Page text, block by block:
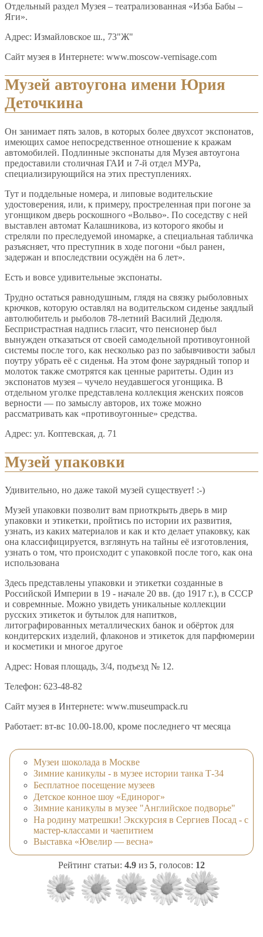
Отдельный раздел Музея – театрализованная «Изба Бабы –
Яги».
Адрес: Измайловское ш., 73"Ж"
Сайт музея в Интернете: www.moscow-vernisage.com
Музей автоугона имени Юрия
Деточкина
Он занимает пять залов, в которых более двухсот экспонатов,
имеющих самое непосредственное отношение к кражам
автомобилей. Подлинные экспонаты для Музея автоугона
предоставили столичная ГАИ и 7-й отдел МУРа,
специализирующийся на этих преступлениях.
Тут и поддельные номера, и липовые водительские
удостоверения, или, к примеру, простреленная при погоне за
угонщиком дверь роскошного «Вольво». По соседству с ней
выставлен автомат Калашникова, из которого якобы и
стреляли по преследуемой иномарке, а специальная табличка
разъясняет, что преступник в ходе погони «был ранен,
задержан и впоследствии осуждён на 6 лет».
Есть и вовсе удивительные экспонаты.
Трудно остаться равнодушным, глядя на связку рыболовных
крючков, которую оставлял на водительском сиденье заядлый
автолюбитель и рыболов 78-летний Василий Дедюля.
Беспристрастная надпись гласит, что пенсионер был
вынужден отказаться от своей самодельной противоугонной
системы после того, как несколько раз по забывчивости забыл
поутру убрать её с сиденья. На этом фоне заурядный топор и
молоток также смотрятся как ценные раритеты. Один из
экспонатов музея – чучело неудавшегося угонщика. В
отдельном уголке представлена коллекция женских поясов
верности — по замыслу авторов, их тоже можно
рассматривать как «противоугонные» средства.
Адрес: ул. Коптевская, д. 71
Музей упаковки
Удивительно, но даже такой музей существует! :-)
Музей упаковки позволит вам приоткрыть дверь в мир
упаковки и этикетки, пройтись по истории их развития,
узнать, из каких материалов и как и кто делает упаковку, как
она классифицируется, взглянуть на тайны её изготовления,
узнать о том, что происходит с упаковкой после того, как она
использована
Здесь представлены упаковки и этикетки созданные в
Российской Империи в 19 - начале 20 вв. (до 1917 г.), в СССР
и совремнные. Можно увидеть уникальные коллекции
русских этикеток и бутылок для напитков,
литографированных металлических банок и обёрток для
кондитерских изделий, флаконов и этикеток для парфюмерии
и косметики и многое другое
Адрес: Новая площадь, 3/4, подъезд № 12.
Телефон: 623-48-82
Сайт музея в Интернете: www.museumpack.ru
Работает: вт-вс 10.00-18.00, кроме последнего чт месяца
Музеи шоколада в Москве
Зимние каникулы - в музее истории танка Т-34
Бесплатное посещение музеев
Детское конное шоу «Единорог»
Зимние каникулы в музее "Английское подворье"
На родину матрешки! Экскурсия в Сергиев Посад - с
мастер-классами и чаепитием
Выставка «Ювелир — весна»
Рейтинг статьи: 4.9 из 5, голосов: 12